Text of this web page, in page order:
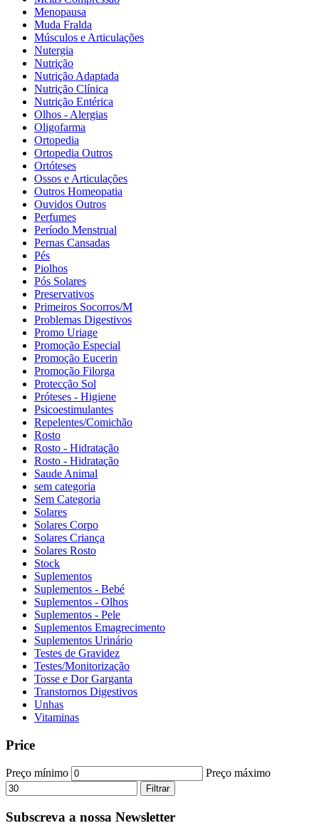
Menopausa
Muda Fralda
Músculos e Articulações
Nutergia
Nutrição
Nutrição Adaptada
Nutrição Clínica
Nutrição Entérica
Olhos - Alergias
Oligofarma
Ortopedia
Ortopedia Outros
Ortóteses
Ossos e Articulações
Outros Homeopatia
Ouvidos Outros
Perfumes
Período Menstrual
Pernas Cansadas
Pés
Piolhos
Pós Solares
Preservativos
Primeiros Socorros/M
Problemas Digestivos
Promo Uriage
Promoção Especial
Promoção Eucerin
Promoção Filorga
Protecção Sol
Próteses - Higiene
Psicoestimulantes
Repelentes/Comichão
Rosto
Rosto - Hidratação
Rosto - Hidratação
Saude Animal
sem categoria
Sem Categoria
Solares
Solares Corpo
Solares Criança
Solares Rosto
Stock
Suplementos
Suplementos - Bebé
Suplementos - Olhos
Suplementos - Pele
Suplementos Emagrecimento
Suplementos Urinário
Testes de Gravidez
Testes/Monitorização
Tosse e Dor Garganta
Transtornos Digestivos
Unhas
Vitaminas
Price
Preço mínimo Preço máximo
Filtrar
Subscreva a nossa Newsletter